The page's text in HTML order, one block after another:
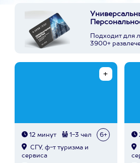
Подходит для
3900+
12 минут 1-3 чел 6+
СГУ, ф-т туризма и
сервиса